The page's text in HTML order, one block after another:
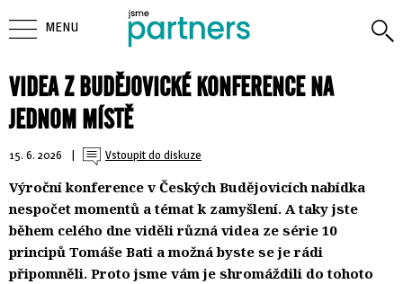
VIDEA Z BUDĚJOVICKÉ KONFERENCE NA
JEDNOM MÍSTĚ
15. 6. 2026 | Vstoupit do diskuze
Výroční konference v Českých Budějovicích nabídka
nespočet momentů a témat k zamyšlení. A taky jste
během celého dne viděli různá videa ze série 10
principů Tomáše Bati a možná byste se je rádi
připomněli. Proto jsme vám je shromáždili do tohoto
MENU